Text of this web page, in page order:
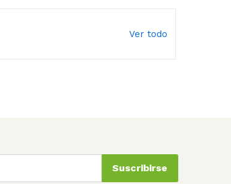
Ver todo
Suscribirse